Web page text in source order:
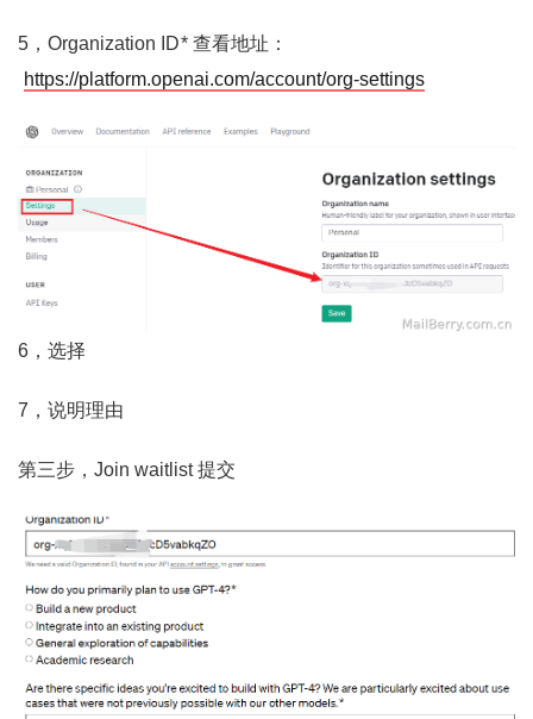
5，Organization ID * 查看地址：
https://platform.openai.com/account/org-settings
6，选择
7，说明理由
第三步，Join waitlist 提交